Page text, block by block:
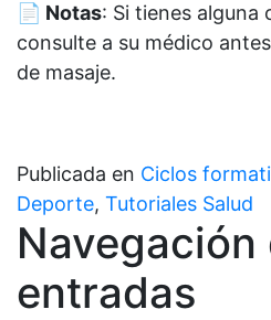
📄 Notas: Si tienes alguna
consulte a su médico
de masaje.
Publicada en Ciclos
Deporte, Tutoriales Salud
Navegación
entradas